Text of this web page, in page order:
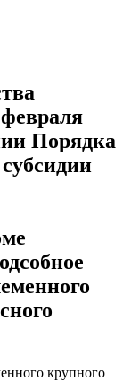
Порядка
крупного